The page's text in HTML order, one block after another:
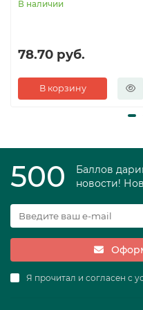
В наличии
78.70 руб.
В корзину
500
Баллов
новости!
Я прочитал и согласен с